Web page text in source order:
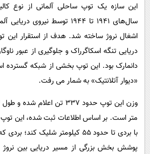
اجتماعی
حیات وحش
سیاست خارجی
سال‌های 1941 تا 1944 توسط
اشغال نروژ ساخته شد. هدف از استقرار این
دریایی تنگه اسکاگرراک و جلوگیری از عبور
دانمارک بود. این توپ بخشی از شبکه گسترده
«دیوار آتلانتیک» به شمار می‌ رفت.
متر است. بر اساس اطلاعات ثبت ‌شده، این توپ
با بردی تا حدود 55 کیلومتر شلیک
پوشش بخش بزرگی از مسیر دریایی بین نروژ